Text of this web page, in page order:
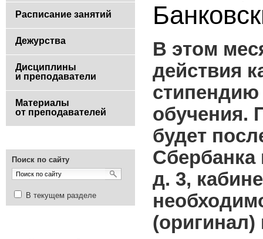
Расписание занятий
Дежурства
Дисциплины
и преподаватели
Материалы
от преподавателей
Поиск по сайту
В текущем разделе
В этом
действия
обучения.
будет
Сбербанка
д. 3,
(оригинал)